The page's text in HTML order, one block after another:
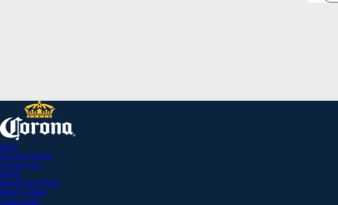
Inicio
Cerveza Corona
Corona Cero
Tienda
Sunset Spots 2026
Planes Corona
Aviso Legal